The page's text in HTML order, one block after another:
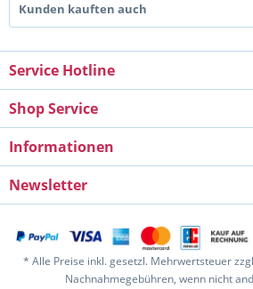
Kunden kauften auch
Service Hotline
Shop Service
Informationen
Newsletter
* Alle Preise inkl. gesetzl. Mehrwertsteuer
Nachnahmegebühren, wenn nicht